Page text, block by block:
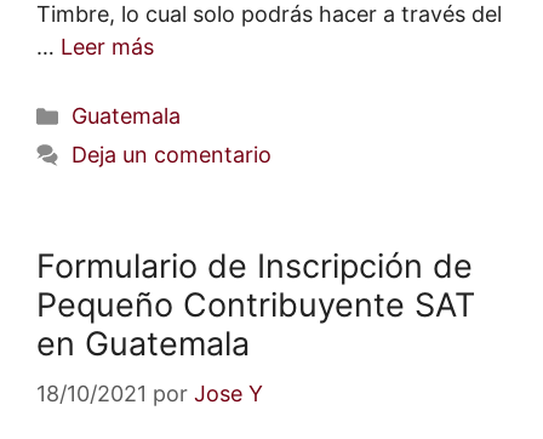
Timbre, lo cual solo podrás hacer a través del
… Leer más
Categorías
Guatemala
Deja un comentario
Formulario de Inscripción de
Pequeño Contribuyente SAT
en Guatemala
18/10/2021 por Jose Y